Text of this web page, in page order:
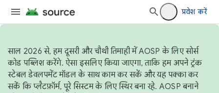
प्रवेश करें
साल 2026 से, हम दूसरी और चौथी तिमाही में AOSP के लिए सोर्स
कोड पब्लिश करेंगे. ऐसा इसलिए किया जाएगा, ताकि हम अपने ट्रंक
स्टेबल डेवलपमेंट मॉडल के साथ काम कर सकें और यह पक्का कर
सकें कि प्लैटफ़ॉर्म, पूरे सिस्टम के लिए स्थिर बना रहे. AOSP बनाने